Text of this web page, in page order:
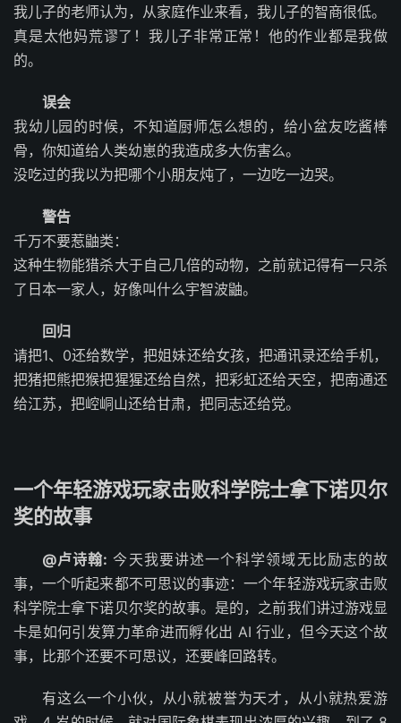
我儿子的老师认为，从家庭作业来看，我儿子的智商很低。
真是太他妈荒谬了！我儿子非常正常！他的作业都是我做
的。
误会
我幼儿园的时候，不知道厨师怎么想的，给小盆友吃酱棒
骨，你知道给人类幼崽的我造成多大伤害么。
没吃过的我以为把哪个小朋友炖了，一边吃一边哭。
警告
千万不要惹鼬类：
这种生物能猎杀大于自己几倍的动物，之前就记得有一只杀
了日本一家人，好像叫什么宇智波鼬。
回归
请把1、0还给数学，把姐妹还给女孩，把通讯录还给手机，
把猪把熊把猴把猩猩还给自然，把彩虹还给天空，把南通还
给江苏，把崆峒山还给甘肃，把同志还给党。
一个年轻游戏玩家击败科学院士拿下诺贝尔
奖的故事
@卢诗翰: 今天我要讲述一个科学领域无比励志的故
事，一个听起来都不可思议的事迹：一个年轻游戏玩家击败
科学院士拿下诺贝尔奖的故事。是的，之前我们讲过游戏显
卡是如何引发算力革命进而孵化出 AI 行业，但今天这个故
事，比那个还要不可思议，还要峰回路转。
有这么一个小伙，从小就被誉为天才，从小就热爱游